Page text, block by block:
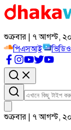
শুক্রবার | ৭ আগস্ট,
পিএসআই
ভিডিও
শুক্রবার | ৭ আগস্ট,